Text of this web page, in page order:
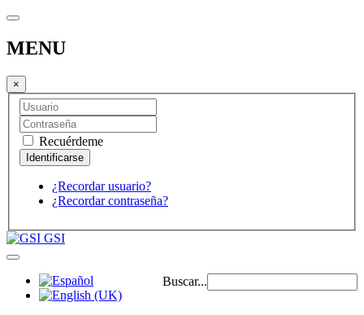
MENU
×
Recuérdeme
¿Recordar usuario?
¿Recordar contraseña?
GSI
Buscar...